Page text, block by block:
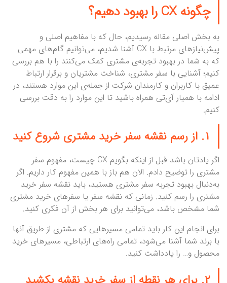
چگونه CX را بهبود دهیم؟
به بخش اصلی مقاله رسیدیم، حال که با مفاهیم اصلی و
پیش‌نیازهای مرتبط با CX آشنا شدیم، می‌توانیم گام‌های مهمی
که به شما در بهبود تجربه‌ی مشتری کمک می‌کنند را با هم بررسی
کنیم؛ آشنایی با سفر مشتری، شناخت مشتریان و برقرار ارتباط
عمیق با کاربران و کارمندان شرکت از جمله‌ی این موارد هستند، در
ادامه با همیار آی‌تی همراه باشید تا این موارد را به دقت بررسی
کنیم.
۱. از رسم نقشه سفر خرید مشتری شروع کنید
اگر یادتان باشد قبل از اینکه بگویم CX چیست، مفهوم سفر
مشتری را توضیح دادم. الان هم باز با همین مفهوم کار داریم. اگر
به‌دنبال بهبود تجربه سفر مشتری هستید، باید نقشه سفر خرید
مشتری را رسم کنید. زمانی که نقشه سفر یا سفرهای خرید مشتری
شما مشخص باشد، می‌توانید برای هر بخش از آن فکری کنید.
برای انجام این کار باید تمامی مسیرهایی که مشتری از طریق آنها
با برند شما آشنا می‌شود، تمامی راه‌های ارتباطی، مسیرهای خرید
محصول و… را یادداشت کنید.